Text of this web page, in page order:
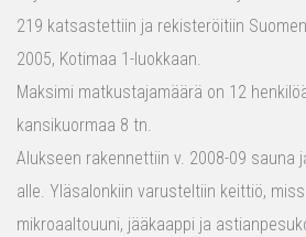
219 katsastettiin ja rekisteröitiin
2005, Kotimaa 1-luokkaan.
Maksimi matkustajamäärä on 12
kansikuormaa 8 tn.
Alukseen rakennettiin v. 2008-09 sauna
alle. Yläsalonkiin varusteltiin keittiö,
mikroaaltouuni, jääkaappi ja